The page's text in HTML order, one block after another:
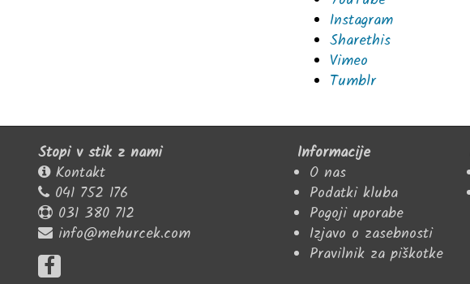
Instagram
Sharethis
Vimeo
Tumblr
Stopi v stik z nami
Kontakt
041 752 176
031 380 712
info@mehurcek.com
Informacije
O nas
Podatki kluba
Pogoji uporabe
Izjavo o zasebnosti
Pravilnik za piškotke